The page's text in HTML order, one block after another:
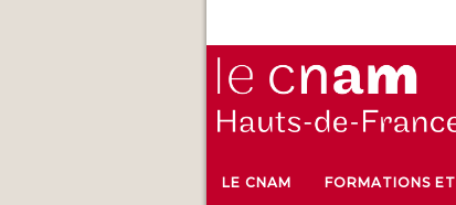
LE CNAM FORMATIONS